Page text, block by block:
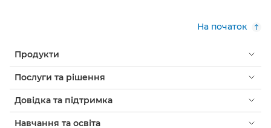
На початок
Продукти
Послуги та рішення
Довідка та підтримка
Навчання та освіта